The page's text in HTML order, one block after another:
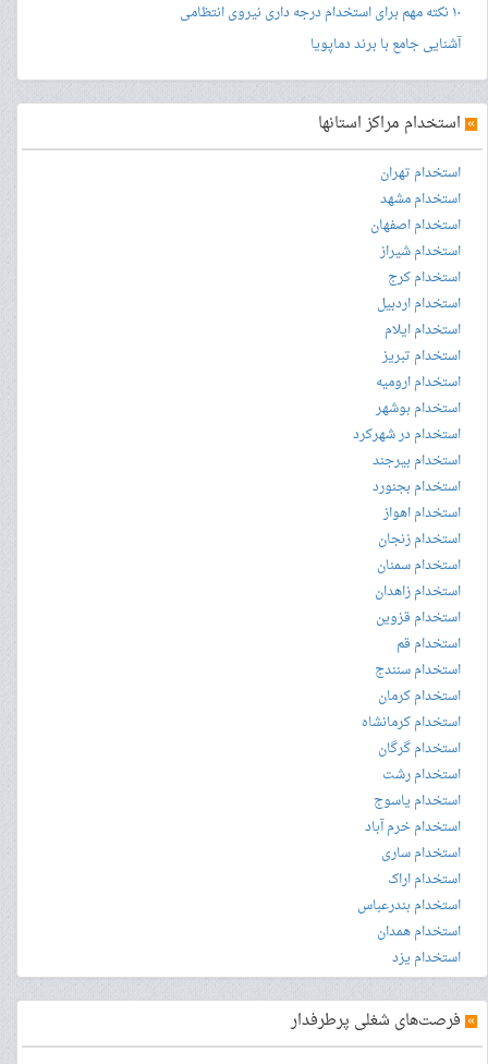
۱۰ نکته مهم برای استخدام درجه داری نیروی انتظامی
آشنایی جامع با برند دماپویا
» استخدام مراکز استانها
استخدام تهران
استخدام مشهد
استخدام اصفهان
استخدام شیراز
استخدام کرج
استخدام اردبیل
استخدام ایلام
استخدام تبریز
استخدام ارومیه
استخدام بوشهر
استخدام در شهرکرد
استخدام بیرجند
استخدام بجنورد
استخدام اهواز
استخدام زنجان
استخدام سمنان
استخدام زاهدان
استخدام قزوین
استخدام قم
استخدام سنندج
استخدام کرمان
استخدام کرمانشاه
استخدام گرگان
استخدام رشت
استخدام یاسوج
استخدام خرم آباد
استخدام ساری
استخدام اراک
استخدام بندرعباس
استخدام همدان
استخدام یزد
» فرصت‌های شغلی پرطرفدار